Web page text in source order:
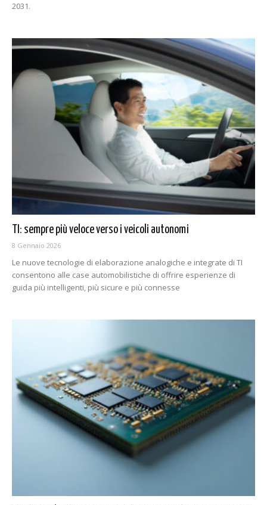
2031.
TI: sempre più veloce verso i veicoli autonomi
8 Gennaio 2026
Le nuove tecnologie di elaborazione analogiche e integrate di TI
consentono alle case automobilistiche di offrire esperienze di
guida più intelligenti, più sicure e più connesse